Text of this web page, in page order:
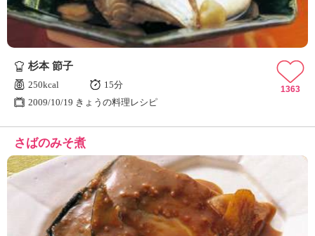
杉本 節子
250kcal
15分
2009/10/19 きょうの料理レシピ
1363
さばのみそ煮